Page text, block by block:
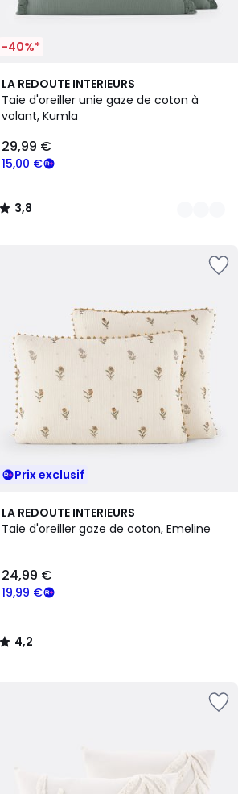
-40%*
LA REDOUTE INTERIEURS
Taie d'oreiller unie gaze de coton à
volant, Kumla
15,00 €
29,99 €
3,8
/ 5
16
Couleurs
3,8
/
Prix exclusif
LA REDOUTE INTERIEURS
Taie d'oreiller gaze de coton, Emeline
19,99 €
24,99 €
4,2
/ 5
4,2
/